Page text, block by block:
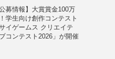
公募情報】大賞賞金100万
学生向け創作コンテスト
サイゲームス クリエイテ
コンテスト2026」が開催